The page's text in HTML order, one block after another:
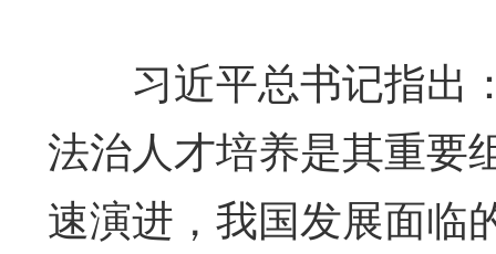
习近平总书记指出：
法治人才培养是其重要
速演进，我国发展面临